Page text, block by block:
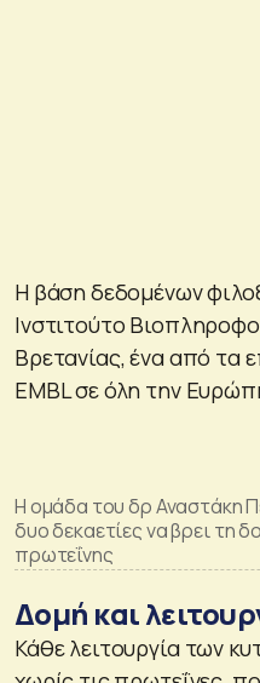
H βάση δεδομένων
Ινστιτούτο
Βρετανίας, ένα από τα
EMBL σε όλη την
Η ομάδα του δρ Αναστάκη
δυο δεκαετίες να βρει τη
πρωτεΐνης
Δομή και
Κάθε λειτουργία των